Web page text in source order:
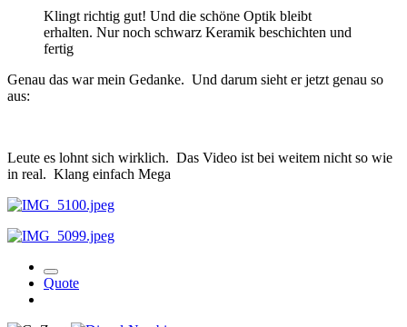
Klingt richtig gut! Und die schöne Optik bleibt
erhalten. Nur noch schwarz Keramik beschichten und
fertig
Genau das war mein Gedanke. Und darum sieht er jetzt genau so
aus:
Leute es lohnt sich wirklich. Das Video ist bei weitem nicht so wie
in real. Klang einfach Mega
Quote